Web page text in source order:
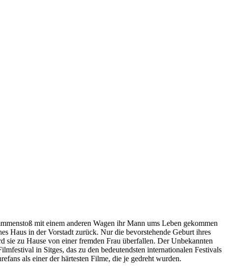
mit einem anderen Wagen ihr Mann ums Leben gekommen
Haus in der Vorstadt zurück. Nur die bevorstehende Geburt ihres
zu Hause von einer fremden Frau überfallen. Der Unbekannten
in Sitges, das zu den bedeutendsten internationalen Festivals
als einer der härtesten Filme, die je gedreht wurden.